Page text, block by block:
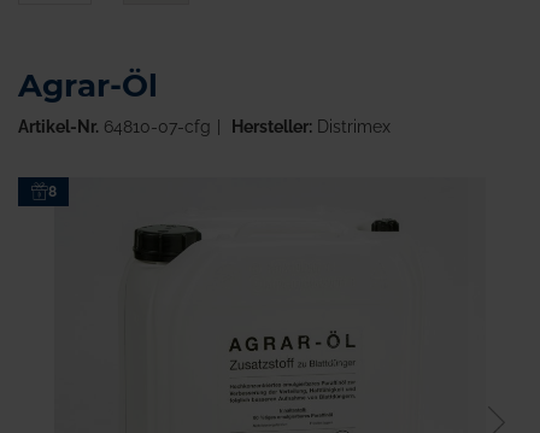
Zum8
Agrar-Öl
Artikel-Nr. 64810-07-cfg Hersteller:Distrimex